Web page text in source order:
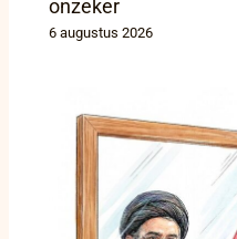
onzeker
6 augustus 2026